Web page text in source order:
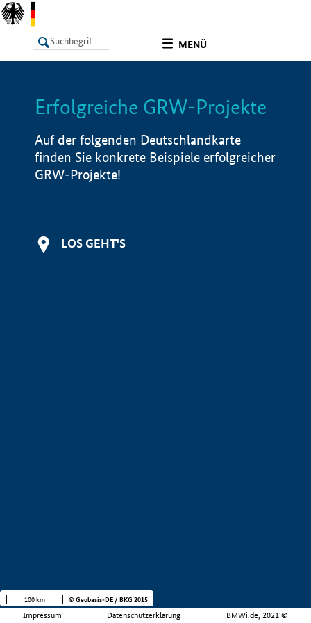
MENÜ
LISTE Info
Erfolgreiche GRW-Projekte
Auf der folgenden Deutschlandkarte
finden Sie konkrete Beispiele erfolgreicher
GRW-Projekte!
LOS GEHT'S
Impressum Datenschutzerklärung BMWi.de, 2021 ©
100 km © Geobasis-DE / BKG 2015